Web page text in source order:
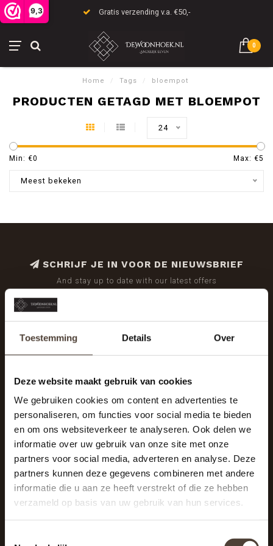
Toestemming Details Over
Deze website maakt gebruik van cookies
We gebruiken cookies om content en advertenties te
personaliseren, om functies voor social media te bieden
en om ons websiteverkeer te analyseren. Ook delen we
informatie over uw gebruik van onze site met onze
partners voor social media, adverteren en analyse. Deze
partners kunnen deze gegevens combineren met andere
informatie die u aan ze heeft verstrekt of die ze hebben
verzameld op basis van uw gebruik van hun services.
9,3 Gratis verzending v.a. €50,-
0
Home / Tags / bloempot
PRODUCTEN GETAGD MET BLOEMPOT
24
Min: €0 Max: €5
Meest bekeken
SCHRIJF JE IN VOOR DE NIEUWSBRIEF
And stay up to date with our latest offers
De Woonhoek - Landelijk leven